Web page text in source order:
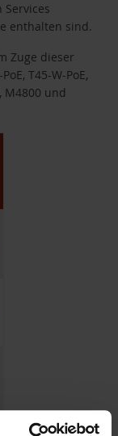
enthalten sind.
Zuge dieser
T45-W-PoE,
M4800 und